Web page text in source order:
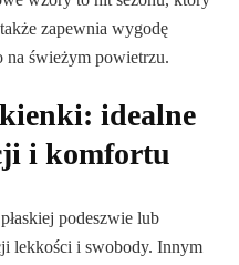
zapewnia wygodę
na świeżym powietrzu.
idealne
i komfortu
podeszwie lub
lekkości i swobody. Innym